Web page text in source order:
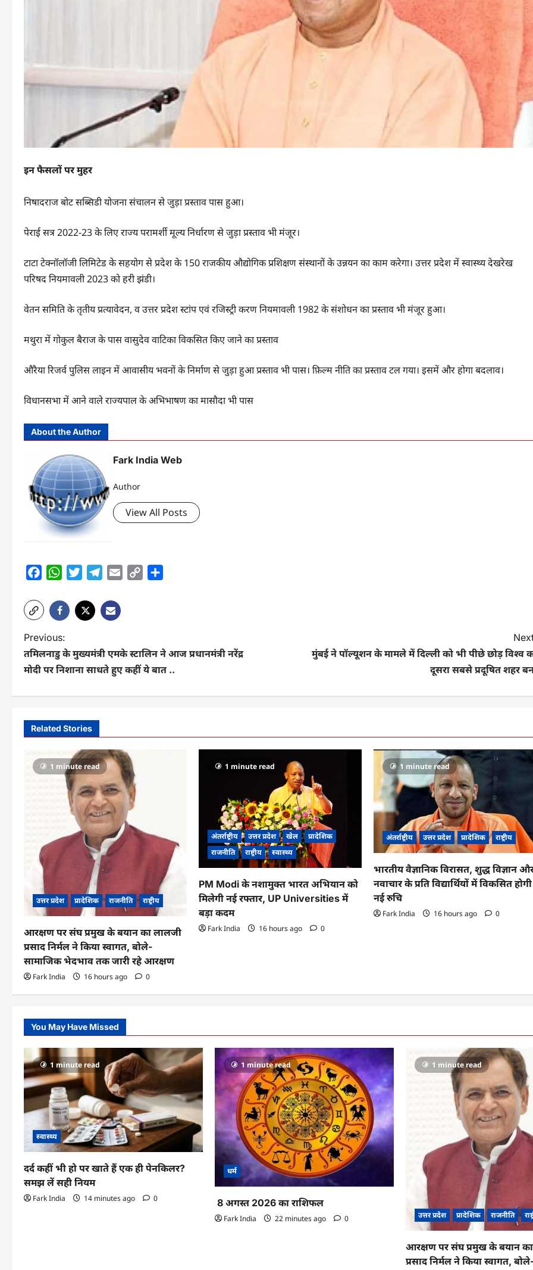
इन फैसलों पर मुहर
निषादराज बोट सब्सिडी योजना संचालन से जुड़ा प्रस्ताव पास हुआ।
पेराई सत्र 2022-23 के लिए राज्य परामर्शी मूल्य निर्धारण से जुड़ा प्रस्ताव भी मंजूर।
टाटा टेक्नॉलॉजी लिमिटेड के सहयोग से प्रदेश के 150 राजकीय औद्योगिक प्रशिक्षण संस्थानों के उन्नयन का काम करेगा। उत्तर प्रदेश में स्वास्थ्य देखरेख
परिषद नियमावली 2023 को हरी झंडी।
वेतन समिति के तृतीय प्रत्यावेदन, व उत्तर प्रदेश स्टांप एवं रजिस्ट्री करण नियमावली 1982 के संशोधन का प्रस्ताव भी मंजूर हुआ।
मथुरा में गोकुल बैराज के पास वासुदेव वाटिका विकसित किए जाने का प्रस्ताव
औरैया रिजर्व पुलिस लाइन में आवासीय भवनों के निर्माण से जुड़ा हुआ प्रस्ताव भी पास। फ़िल्म नीति का प्रस्ताव टल गया। इसमें और होगा बदलाव।
विधानसभा में आने वाले राज्यपाल के अभिभाषण का मासौदा भी पास
About the Author
Fark India Web
Author
View All Posts
FacebookWhatsAppTwitterTelegram
Email
Copy
P
o
n
n
Previous:
तमिलनाडु के मुख्यमंत्री एमके स्टालिन ने आज प्रधानमंत्री नरेंद्र
मोदी पर निशाना साधते हुए कहीं ये बात ..
मुंबई ने पॉल्यूशन के मामले में दिल्ली को भी पीछे छोड़ विश्व
दूसरा सबसे प्रदूषित शहर
Related Stories
1 minute read
उत्तर प्रदेश प्रादेशिक राजनीति राष्ट्रीय
आरक्षण पर संघ प्रमुख के बयान का लालजी
प्रसाद निर्मल ने किया स्वागत, बोले-
सामाजिक भेदभाव तक जारी रहे आरक्षण
Fark India 16 hours ago 0
1 minute read
अंतर्राष्ट्रीय उत्तर प्रदेश खेल
प्रादेशिक
राजनीति
राष्ट्रीय स्वास्थ्य
PM Modi के नशामुक्त भारत अभियान को
मिलेगी नई रफ्तार, UP Universities में
बड़ा कदम
Fark India 16 hours ago 0
1 minute read
अंतर्राष्ट्रीय उत्तर प्रदेश प्रादेशिक राष्ट्रीय
भारतीय वैज्ञानिक विरासत, शुद्ध विज्ञान
नवाचार के प्रति विद्यार्थियों में विकसित होगी
नई रुचि
Fark India 16 hours ago 0
You May Have Missed
1 minute read
स्वास्थ्य
दर्द कहीं भी हो पर खाते हैं एक ही पेनकिलर?
समझ लें सही नियम
Fark India 14 minutes ago 0
1 minute read
धर्म
8 अगस्त 2026 का राशिफल
Fark India 22 minutes ago 0
1 minute read
उत्तर प्रदेश प्रादेशिक राजनीति
आरक्षण पर संघ प्रमुख के बयान
प्रसाद निर्मल ने किया स्वागत,